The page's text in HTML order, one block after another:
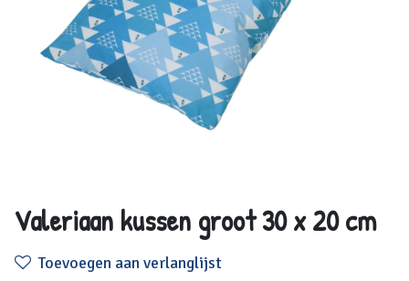
Valeriaan kussen groot 30 x 20 cm
Toevoegen aan verlanglijst